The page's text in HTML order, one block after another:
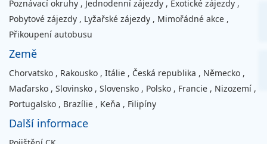
Poznávací okruhy , Jednodenní zájezdy , Exotické zájezdy ,
Pobytové zájezdy , Lyžařské zájezdy , Mimořádné akce ,
Přikoupení autobusu
Země
Chorvatsko , Rakousko , Itálie , Česká republika , Německo ,
Maďarsko , Slovinsko , Slovensko , Polsko , Francie , Nizozemí ,
Portugalsko , Brazílie , Keňa , Filipíny
Další informace